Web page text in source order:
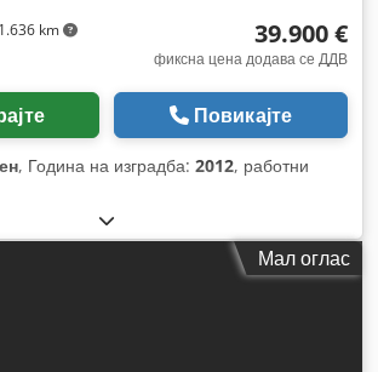
1.636 km 39.900 €
фиксна цена додава се ДДВ
Повикајте
, Година на изградба: 2012, работни
Мал оглас